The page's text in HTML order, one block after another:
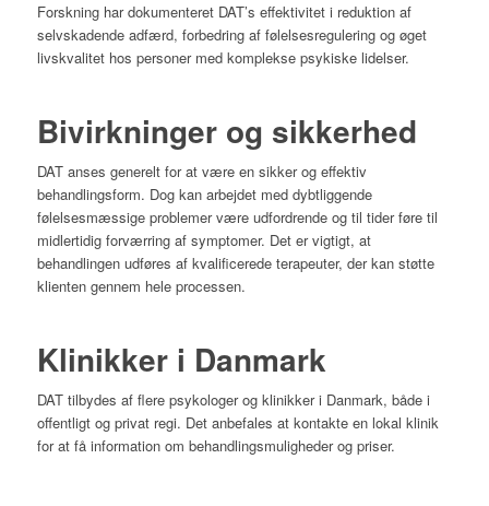
Forskning har dokumenteret DAT’s effektivitet i reduktion af
selvskadende adfærd, forbedring af følelsesregulering og øget
livskvalitet hos personer med komplekse psykiske lidelser.
Bivirkninger og sikkerhed
DAT anses generelt for at være en sikker og effektiv
behandlingsform. Dog kan arbejdet med dybtliggende
følelsesmæssige problemer være udfordrende og til tider føre til
midlertidig forværring af symptomer. Det er vigtigt, at
behandlingen udføres af kvalificerede terapeuter, der kan støtte
klienten gennem hele processen.
Klinikker i Danmark
DAT tilbydes af flere psykologer og klinikker i Danmark, både i
offentligt og privat regi. Det anbefales at kontakte en lokal klinik
for at få information om behandlingsmuligheder og priser.